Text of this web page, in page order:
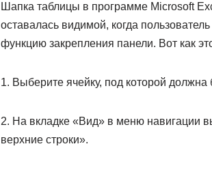
Шапка таблицы в программе Microsoft
оставалась видимой, когда
функцию закрепления панели. Вот как
1. Выберите ячейку, под которой
2. На вкладке «Вид» в меню навигации
верхние строки».